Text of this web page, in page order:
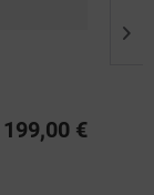
199,00 €